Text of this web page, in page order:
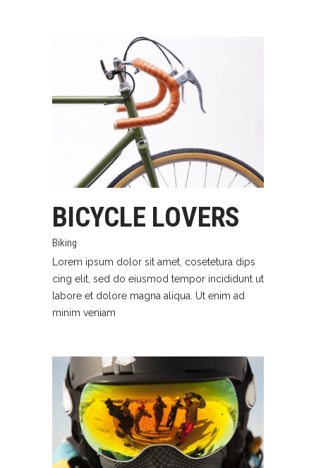
BICYCLE LOVERS
Biking
Lorem ipsum dolor sit amet, cosetetura dips
cing elit, sed do eiusmod tempor incididunt ut
labore et dolore magna aliqua. Ut enim ad
minim veniam